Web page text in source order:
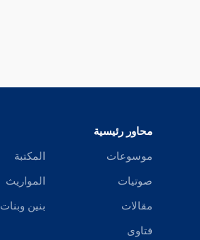
محاور رئيسية
موسوعات
صوتيات
مقالات
فتاوى
المكتبة
المواريث
بنين وبنات